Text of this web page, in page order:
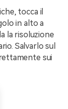
tocca il
in alto a
la risoluzione
Salvarlo sul
sui